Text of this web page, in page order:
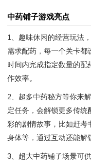
中药铺子游戏亮点
1、趣味休闲的经营玩法
需求配药，每一个关卡都
时间内完成指定数量的
作效率。
2、超多中药秘方等你来
定任务，会解锁更多传
彩的剧情故事，比如赶考
身体等，通过互动还能解
3、超大中药铺子场景可